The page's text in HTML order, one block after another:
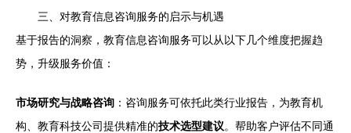
三、对教育信息咨询服务的启示与机遇
基于报告的洞察，教育信息咨询服务可以从以下几个维度把握趋
势，升级服务价值：
市场研究与战略咨询 ：咨询服务可依托此类行业报告，为教育机
构、教育科技公司提供精准的技术选型建议。帮助客户评估不同通